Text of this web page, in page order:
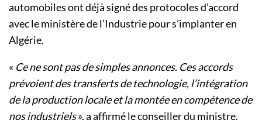
automobiles ont déjà signé des protocoles d’accord
avec le ministère de l’Industrie pour s’implanter en
Algérie.
« Ce ne sont pas de simples annonces. Ces accords
prévoient des transferts de technologie, l’intégration
de la production locale et la montée en compétence de
nos industriels», a affirmé le conseiller du ministre.